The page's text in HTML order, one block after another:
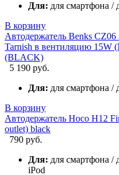
Для: для смартфона /
В корзину
Автодержатель Benks
Tarnish в вентиляцию 15W
(BLACK)
5 190 руб.
Для: для смартфона /
В корзину
Автодержатель Hoco H12
outlet) black
790 руб.
Для: для смартфона /
iPod